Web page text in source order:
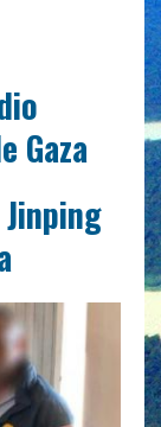
Gaza